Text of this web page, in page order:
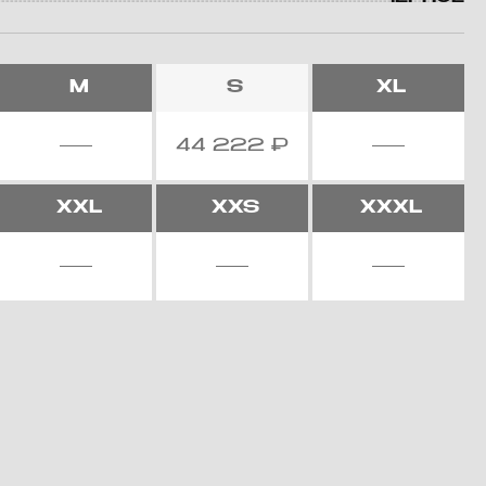
M S
44 222₽
XL
XXL XXS XXXL